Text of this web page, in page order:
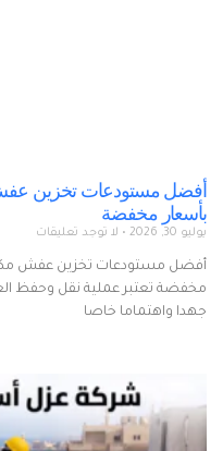
أفضل مستودعات تخزين عفش
بأسعار مخفضة
يوليو 30, 2026 لا توجد تعليقات
أفضل مستودعات تخزين عفش
مخفضة تعتبر عملية نقل وحفظ
جهدا واهتماما خاصا